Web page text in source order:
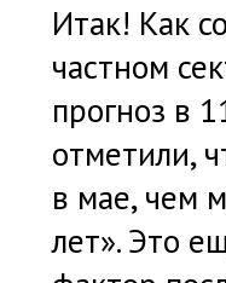
Итак! Как
частном
прогноз в
отметили,
в мае, чем
лет». Это